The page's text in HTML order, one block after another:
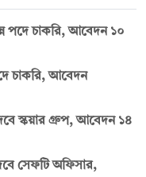
পদে চাকরি, আবেদন ১০
চাকরি, আবেদন
স্কয়ার গ্রুপ, আবেদন ১৪
সেফটি অফিসার,